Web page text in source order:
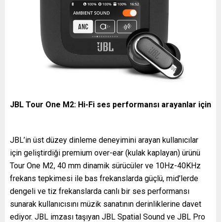
JBL Tour One M2: Hi-Fi ses performansı arayanlar için
JBL’in üst düzey dinleme deneyimini arayan kullanıcılar
için geliştirdiği premium over-ear (kulak kaplayan) ürünü
Tour One M2, 40 mm dinamik sürücüler ve 10Hz-40KHz
frekans tepkimesi ile bas frekanslarda güçlü, mid’lerde
dengeli ve tiz frekanslarda canlı bir ses performansı
sunarak kullanıcısını müzik sanatının derinliklerine davet
ediyor. JBL imzası taşıyan JBL Spatial Sound ve JBL Pro